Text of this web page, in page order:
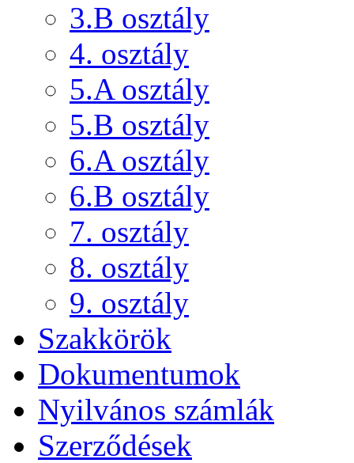
3.B osztály
4. osztály
5.A osztály
5.B osztály
6.A osztály
6.B osztály
7. osztály
8. osztály
9. osztály
Szakkörök
Dokumentumok
Nyilvános számlák
Szerződések